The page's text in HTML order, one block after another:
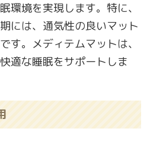
環境を実現します。特に、
には、通気性の良いマット
す。メディテムマットは、
適な睡眠をサポートしま